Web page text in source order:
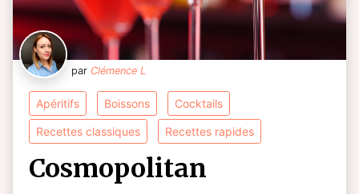
par Clémence L
apéritifs boissons cocktails
recettes classiques recettes rapides
cosmopolitan